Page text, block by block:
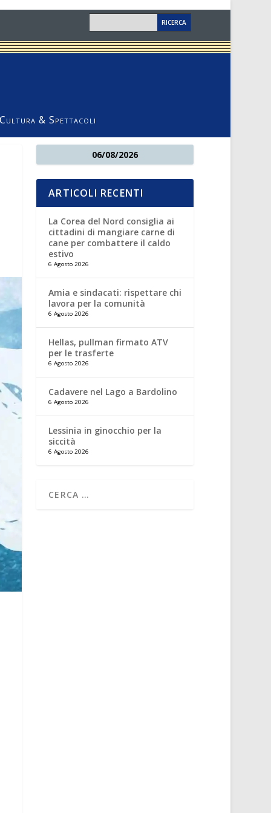
Cultura & Spettacoli
06/08/2026
ARTICOLI RECENTI
La Corea del Nord consiglia ai
cittadini di mangiare carne di
cane per combattere il caldo
estivo
6 Agosto 2026
Amia e sindacati: rispettare chi
lavora per la comunità
6 Agosto 2026
Hellas, pullman firmato ATV
per le trasferte
6 Agosto 2026
Cadavere nel Lago a Bardolino
6 Agosto 2026
Lessinia in ginocchio per la
siccità
6 Agosto 2026